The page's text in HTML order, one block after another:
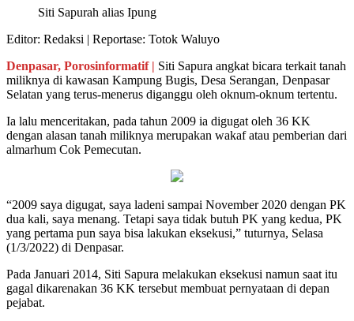
Siti Sapurah alias Ipung
Editor: Redaksi | Reportase: Totok Waluyo
Denpasar, Porosinformatif | Siti Sapura angkat bicara terkait tanah
miliknya di kawasan Kampung Bugis, Desa Serangan, Denpasar
Selatan yang terus-menerus diganggu oleh oknum-oknum tertentu.
Ia lalu menceritakan, pada tahun 2009 ia digugat oleh 36 KK
dengan alasan tanah miliknya merupakan wakaf atau pemberian dari
almarhum Cok Pemecutan.
“2009 saya digugat, saya ladeni sampai November 2020 dengan PK
dua kali, saya menang. Tetapi saya tidak butuh PK yang kedua, PK
yang pertama pun saya bisa lakukan eksekusi,” tuturnya, Selasa
(1/3/2022) di Denpasar.
Pada Januari 2014, Siti Sapura melakukan eksekusi namun saat itu
gagal dikarenakan 36 KK tersebut membuat pernyataan di depan
pejabat.